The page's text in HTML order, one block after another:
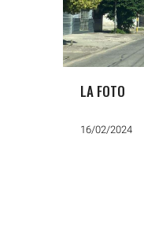
LA FOTO
16/02/2024